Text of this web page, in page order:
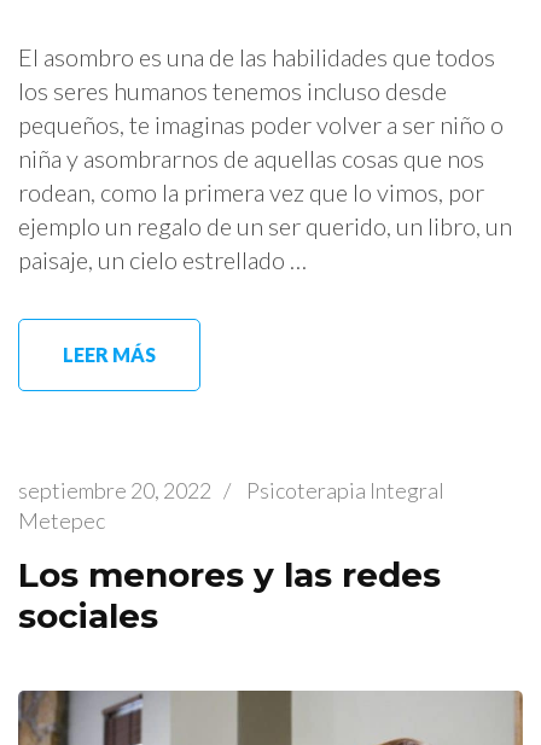
El asombro es una de las habilidades que todos
los seres humanos tenemos incluso desde
pequeños, te imaginas poder volver a ser niño o
niña y asombrarnos de aquellas cosas que nos
rodean, como la primera vez que lo vimos, por
ejemplo un regalo de un ser querido, un libro, un
paisaje, un cielo estrellado …
LEER MÁS
septiembre 20, 2022 /
Psicoterapia Integral
Metepec
Los menores y las redes
sociales